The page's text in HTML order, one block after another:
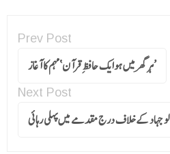
Prev Post
’ہر گھر میں ہوایک حافظِ قرآن‘مہم کا آغاز
Next Post
لو جہاد کے خلاف درج مقدمے میں پہلی رہائی